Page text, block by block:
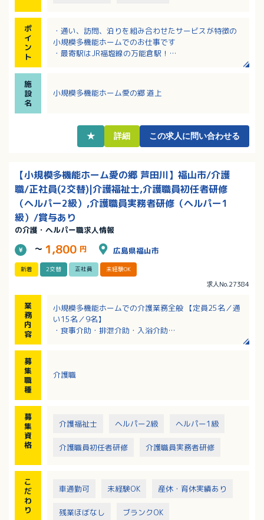
ポ
イ
ン
ト
・通い、訪問、泊りを組み合わせたサービスが特徴の
小規模多機能ホームでのお仕事です
・最寄駅はJR福塩線の万能倉駅！
施
設
名
小規模多機能ホーム愛の郷 道上
★ 詳細 この求人に問い合わせる
【小規模多機能ホーム愛の郷 芦田川】福山市/介護
職/正社員(2交替)|介護福祉士,介護職員初任者研修
（ヘルパー2級）,介護職員実務者研修（ヘルパー1
級）/賞与あり
の介護・ヘルパー職求人情報
～ 1,800 円 広島県福山市
新着 2交替 正社員 未経験OK
求人No.27384
業
務
内
容
小規模多機能ホームでの介護業務全般 【定員25名／通
い15名／9名】
・食事介助・排泄介助・入浴介助
す）
れています
※定期的な社内研修を受けていただくこともあります
募
集
職
種
介護職
募
集
資
格
介護福祉士 ヘルパー2級 ヘルパー1級
介護職員初任者研修 介護職員実務者研修
こ
だ
わ
り
車通勤可 未経験OK 産休・育休実績あり
残業ほぼなし ブランクOK